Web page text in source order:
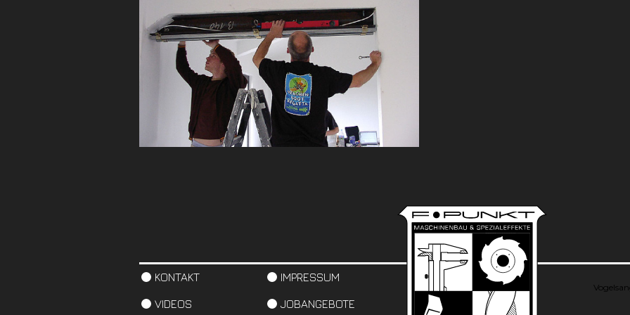
KONTAKT IMPRESSUM
VIDEOS JOBANGEBOTE